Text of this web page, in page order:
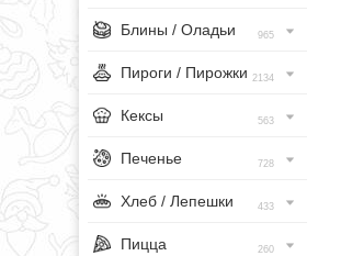
Блины / Оладьи 965
Пироги / Пирожки 2134
Кексы 563
Печенье 728
Хлеб / Лепешки 433
Пицца 260